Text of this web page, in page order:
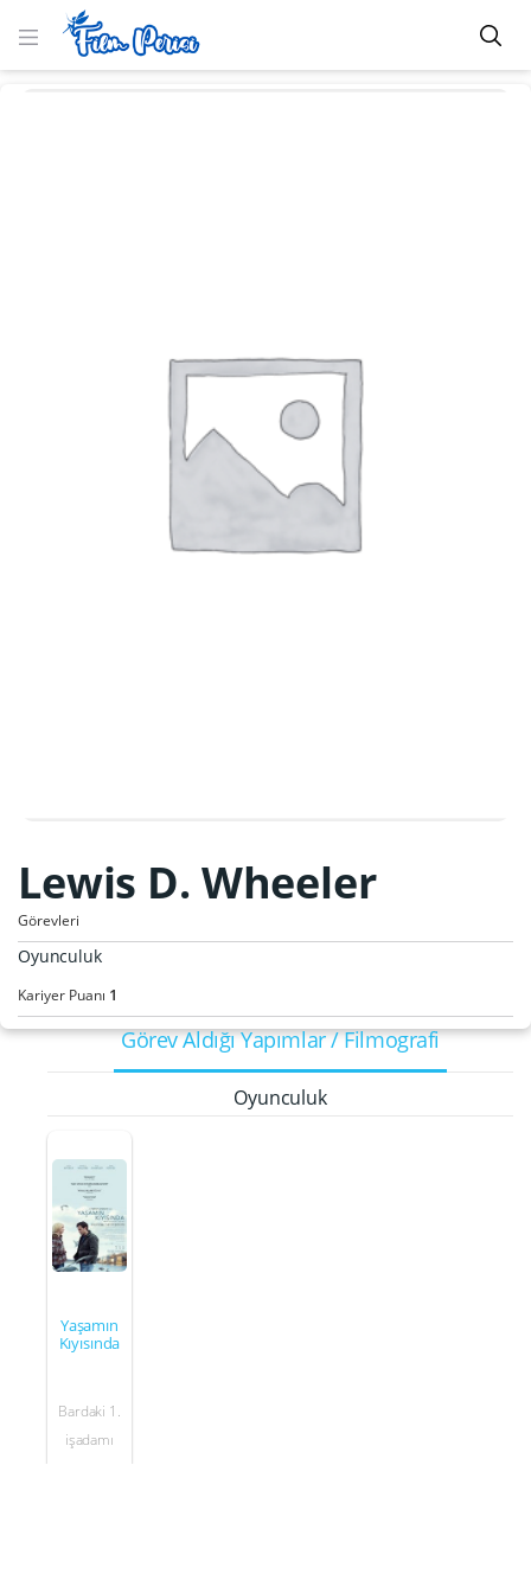
Lewis D. Wheeler
Görevleri
Oyunculuk
Kariyer Puanı 1
Görev Aldığı Yapımlar / Filmografi
Oyunculuk
Yaşamın
Kıyısında
Bardaki 1.
işadamı